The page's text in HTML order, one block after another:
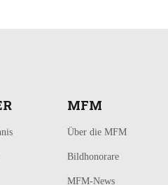
MFM
Über die MFM
Bildhonorare
MFM-News